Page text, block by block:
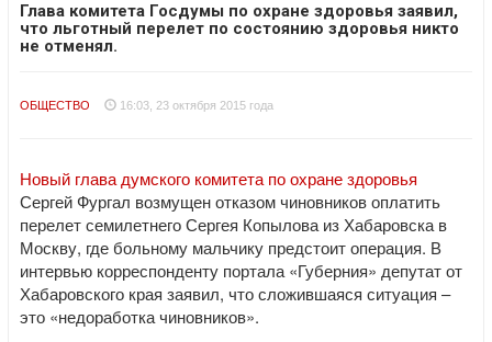
Глава комитета Госдумы по охране здоровья заявил,
что льготный перелет по состоянию здоровья никто
не отменял.
ОБЩЕСТВО 16:03, 23 октября 2015 года
Новый глава думского комитета по охране здоровья
Сергей Фургал возмущен отказом чиновников оплатить
перелет семилетнего Сергея Копылова из Хабаровска в
Москву, где больному мальчику предстоит операция. В
интервью корреспонденту портала «Губерния» депутат от
Хабаровского края заявил, что сложившаяся ситуация –
это «недоработка чиновников».